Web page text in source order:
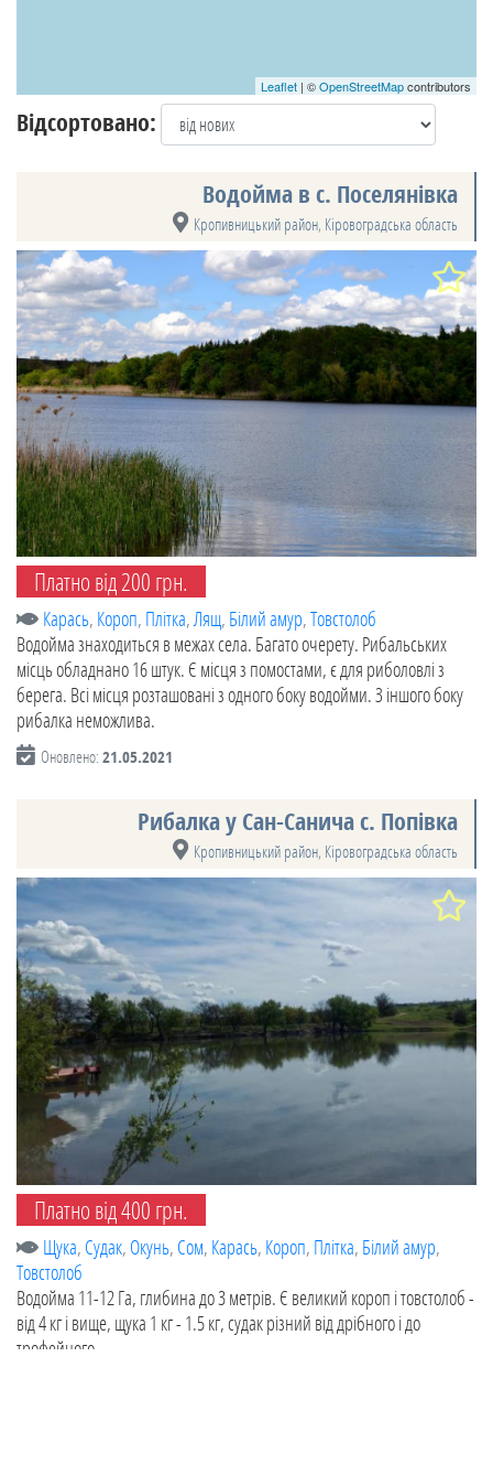
Leaflet | ©OpenStreetMapcontributors
Відсортовано:
Водойма в с. Поселянівка
Кропивницький район, Кіровоградська область
Платно від 200 грн.
Карась, Короп, Плітка,Лящ, Білий амур,Товстолоб
Водойма знаходиться в межах села. Багато очерету. Рибальських
місць обладнано 16 штук. Є місця з помостами, є для риболовлі з
берега. Всі місця розташовані з одного боку водойми. З іншого боку
рибалка неможлива.
Оновлено:21.05.2021
Рибалка у Сан-Санича с. Попівка
Кропивницький район, Кіровоградська область
Платно від 400 грн.
Щука, Судак, Окунь, Сом, Карась, Короп, Плітка, Білий амур,
Товстолоб
Водойма 11-12 Га, глибина до 3 метрів. Є великий короп і товстолоб -
від 4 кг і вище, щука 1 кг - 1.5 кг, судак різний від дрібного і до
трофейного.